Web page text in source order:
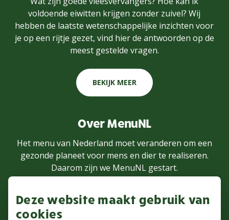
Deze website maakt gebruik van
cookies
voldoende eiwitten krijgen zonder zuivel? Wij
hebben de laatste wetenschappelijke inzichten voor
je op een rijtje gezet, vind hier de antwoorden op de
meest gestelde vragen.
BEKIJK MEER
Over MenuNL
Het menu van Nederland moet veranderen om een
gezonde planeet voor mens en dier te realiseren.
Daarom zijn we MenuNL gestart.
MEER WETEN